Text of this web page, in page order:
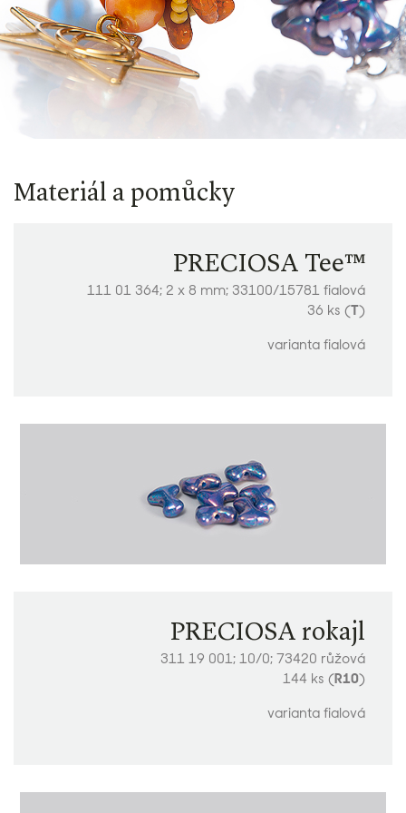
Materiál a pomůcky
PRECIOSA Tee™
111 01 364; 2 x 8 mm; 33100/15781 fialová
36 ks (T)
varianta fialová
PRECIOSA rokajl
311 19 001; 10/0; 73420 růžová
144 ks (R10)
varianta fialová